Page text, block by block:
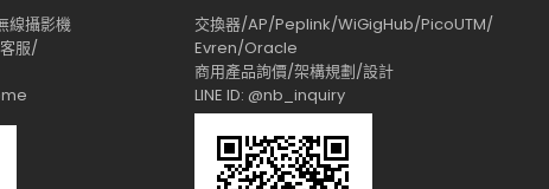
線攝影機
服/
交換器/AP/Peplink/WiGigHub/PicoUTM/
Evren/Oracle
商用產品詢價/架構規劃/設計
LINE ID: @nb_inquiry